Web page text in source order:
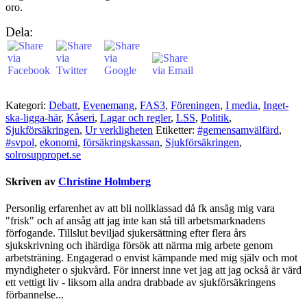
oro.
Dela:
Kategori: Debatt, Evenemang, FAS3, Föreningen, I media, Inget-
ska-ligga-här, Kåseri, Lagar och regler, LSS, Politik,
Sjukförsäkringen, Ur verkligheten Etiketter: #gemensamvälfärd,
#svpol, ekonomi, försäkringskassan, Sjukförsäkringen,
solrosuppropet.se
Skriven av Christine Holmberg
Personlig erfarenhet av att bli nollklassad då fk ansåg mig vara
"frisk" och af ansåg att jag inte kan stå till arbetsmarknadens
förfogande. Tillslut beviljad sjukersättning efter flera års
sjukskrivning och ihärdiga försök att närma mig arbete genom
arbetsträning. Engagerad o envist kämpande med mig själv och mot
myndigheter o sjukvård. För innerst inne vet jag att jag också är värd
ett vettigt liv - liksom alla andra drabbade av sjukförsäkringens
förbannelse...